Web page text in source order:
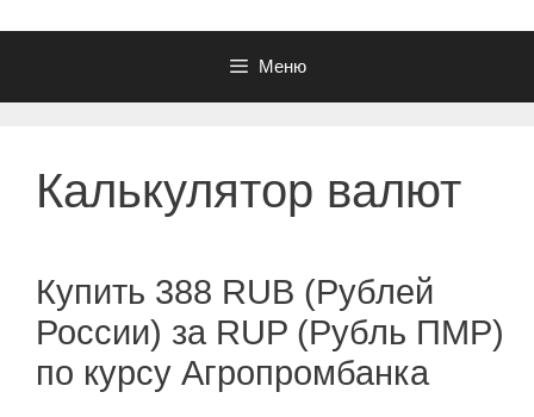
Меню
Калькулятор валют
Купить 388 RUB (Рублей
России) за RUP (Рубль ПМР)
по курсу Агропромбанка